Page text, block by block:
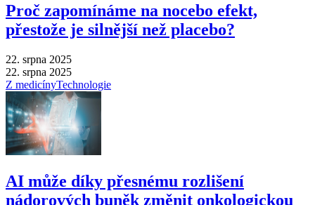
Proč zapomínáme na nocebo efekt,
přestože je silnější než placebo?
22. srpna 2025
22. srpna 2025
Z medicínyTechnologie
AI může díky přesnému rozlišení
nádorových buněk změnit onkologickou